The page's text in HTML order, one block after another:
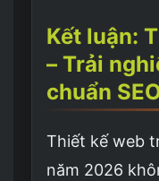
Kết luận:
– Trải
chuẩn
Thiết kế web
năm 2026